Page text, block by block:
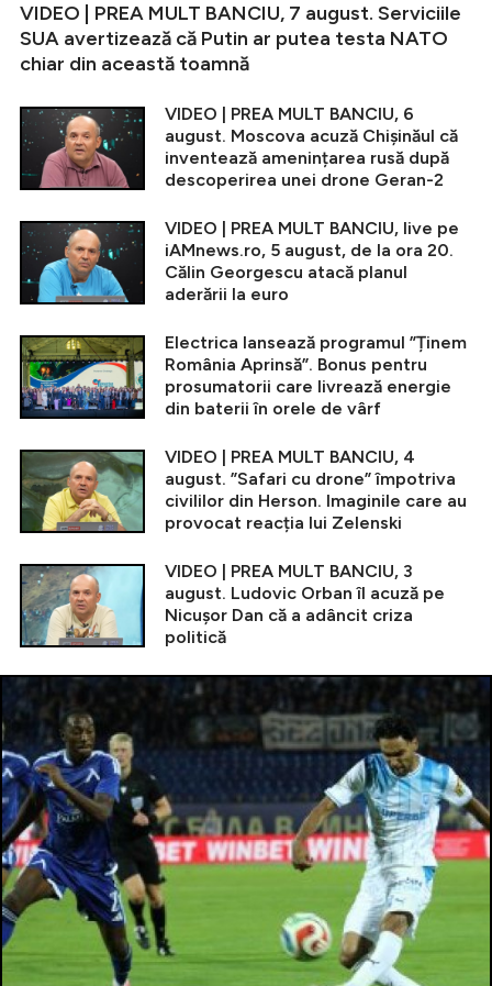
VIDEO | PREA MULT BANCIU, 7 august. Serviciile
SUA avertizează că Putin ar putea testa NATO
chiar din această toamnă
VIDEO | PREA MULT BANCIU, 6
august. Moscova acuză Chișinăul că
inventează amenințarea rusă după
descoperirea unei drone Geran-2
VIDEO | PREA MULT BANCIU, live pe
iAMnews.ro, 5 august, de la ora 20.
Călin Georgescu atacă planul
aderării la euro
Electrica lansează programul ”Ținem
România Aprinsă”. Bonus pentru
prosumatorii care livrează energie
din baterii în orele de vârf
VIDEO | PREA MULT BANCIU, 4
august. ”Safari cu drone” împotriva
civililor din Herson. Imaginile care au
provocat reacția lui Zelenski
VIDEO | PREA MULT BANCIU, 3
august. Ludovic Orban îl acuză pe
Nicușor Dan că a adâncit criza
politică